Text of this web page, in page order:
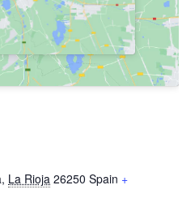
, La Rioja 26250 Spain +